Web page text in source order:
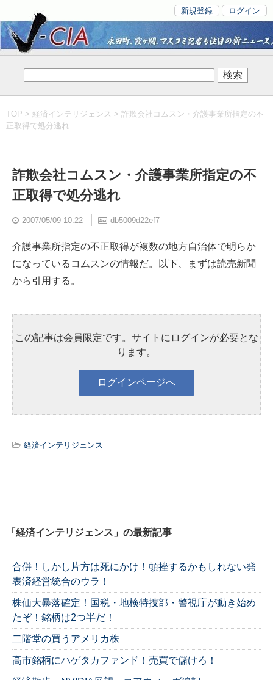
新規登録 ログイン
TOP > 経済インテリジェンス > 詐欺会社コムスン・介護事業所指定の不
正取得で処分逃れ
詐欺会社コムスン・介護事業所指定の不
正取得で処分逃れ
2007/05/09 10:22 db5009d22ef7
介護事業所指定の不正取得が複数の地方自治体で明らか
になっているコムスンの情報だ。以下、まずは読売新聞
から引用する。
この記事は会員限定です。サイトにログインが必要とな
ります。
経済インテリジェンス
「経済インテリジェンス」の最新記事
合併！しかし片方は死にかけ！頓挫するかもしれない発
表済経営統合のウラ！
株価大暴落確定！国税・地検特捜部・警視庁が動き始め
たぞ！銘柄は2つ半だ！
二階堂の買うアメリカ株
高市銘柄にハゲタカファンド！売買で儲けろ！